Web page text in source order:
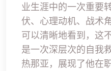
业生涯中的一次重要
伏、心理动机、战术
可以清晰地看到，这
是一次深层次的自我
热那亚，展现了他在